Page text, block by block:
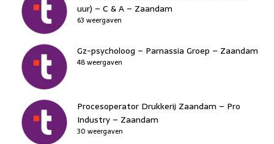
uur) – C & A – Zaandam
63 weergaven
Gz-psycholoog – Parnassia Groep – Zaandam
48 weergaven
Procesoperator Drukkerij Zaandam – Pro
Industry – Zaandam
30 weergaven